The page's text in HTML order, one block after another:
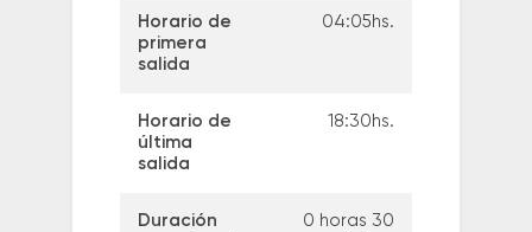
Horario de
primera
salida
04:05hs.
Horario de
última
salida
18:30hs.
Duración
0 horas 30